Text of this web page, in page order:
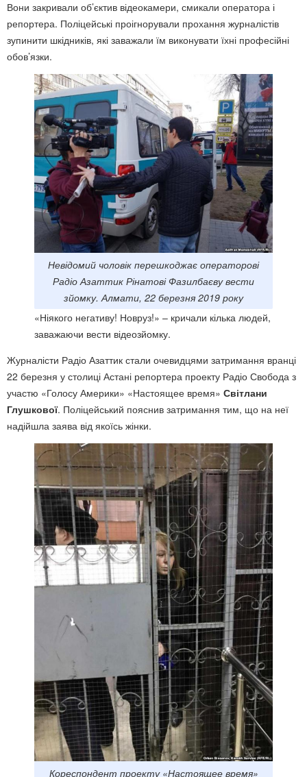
Вони закривали об’єктив відеокамери, смикали оператора і
репортера. Поліцейські проігнорували прохання журналістів
зупинити шкідників, які заважали їм виконувати їхні професійні
обов’язки.
Невідомий чоловік перешкоджає операторові
Радіо Азаттик Рінатові Фазилбаєву вести
зйомку. Алмати, 22 березня 2019 року
«Ніякого негативу! Новруз!» – кричали кілька людей,
заважаючи вести відеозйомку.
Журналісти Радіо Азаттик стали очевидцями затримання вранці
22 березня у столиці Астані репортера проекту Радіо Свобода з
участю «Голосу Америки» «Настоящее время» Світлани
Глушкової. Поліцейський пояснив затримання тим, що на неї
надійшла заява від якоїсь жінки.
Кореспондент проекту «Настоящее время»